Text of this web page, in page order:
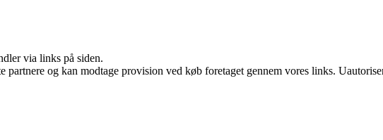
via links på siden.
og kan modtage provision ved køb foretaget gennem vores links.